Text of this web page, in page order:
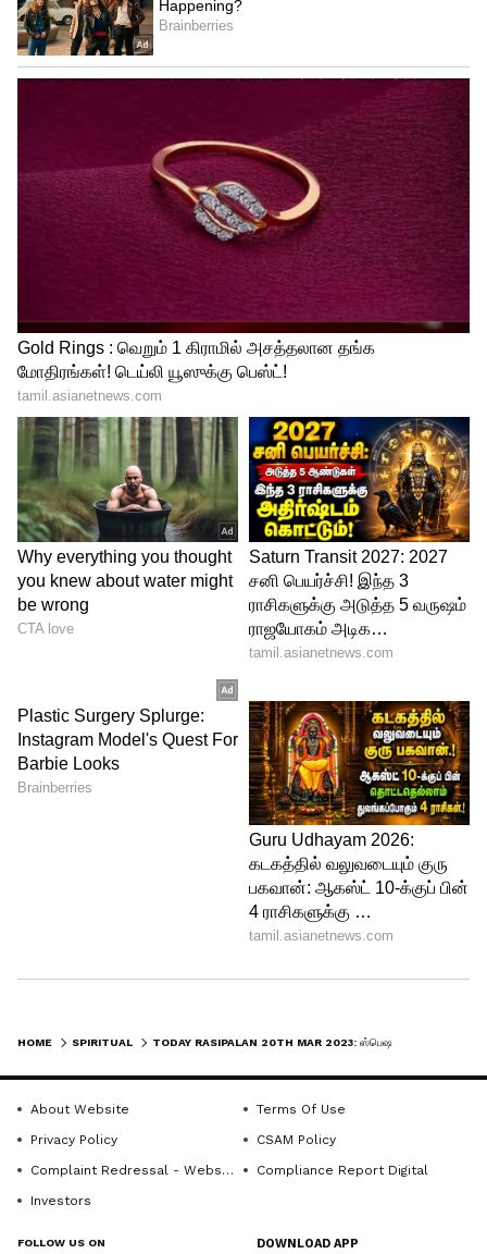
கடினமான சூழலை நண்பர் அல்லது
உறவினரின் உதவியால் மிக துணிச்சலாக
எதிர்கொள்வீர்கள். ஃபோன் அல்லது
ஈமெயிலில் நற்செய்தி வரும். வரவு
அதிகரிக்கும்; அதற்கேற்ப செலவும்
அதிகரிக்கும். டிராஃபிக் விதியை மீறுவது
பிரச்னையை ஏற்படுத்தும். பணிச்சுமை
12
சிம்மம்:
ஸ்பெஷலான நபருடனான சந்திப்பு
மற்றும் வழிகாட்டுதலை பின்பற்றி
நடக்கவும். இளைஞர்கள் முக்கியமான
முடிவை எடுக்க துணிவார்கள். முதலீடு
செய்யும் முன் அதுதொடர்பான முழு
விவரங்களையும் தெரிந்துகொள்ளுங்கள்.
தொழில் விரிவாக்கம் குறித்து
HOME SPIRITUAL
About Website
Terms Of Use
Privacy Policy
CSAM Policy
Complaint Redressal - Website
Compliance Report Digital
Investors
FOLLOW US ON DOWNLOAD APP